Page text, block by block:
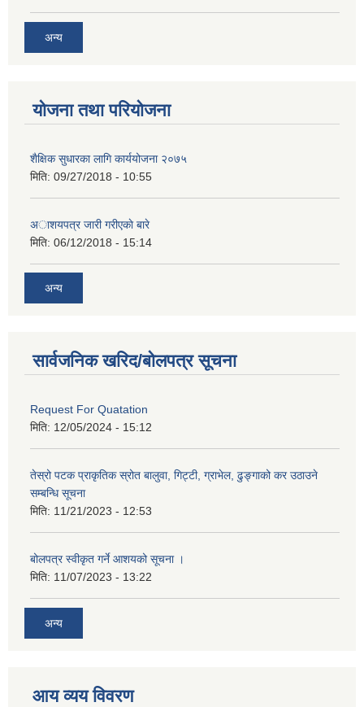
अन्य
योजना तथा परियोजना
शैक्षिक सुधारका लागि कार्ययोजना २०७५
मिति: 09/27/2018 - 10:55
अाशयपत्र जारी गरीएकाे बारे
मिति: 06/12/2018 - 15:14
अन्य
सार्वजनिक खरिद/बोलपत्र सूचना
Request For Quatation
मिति: 12/05/2024 - 15:12
तेस्रो पटक प्राकृतिक स्रोत बालुवा, गिट्टी, ग्राभेल, ढुङ्गाको कर उठाउने
सम्बन्धि सूचना
मिति: 11/21/2023 - 12:53
बोलपत्र स्वीकृत गर्ने आशयको सूचना ।
मिति: 11/07/2023 - 13:22
अन्य
आय व्यय विवरण